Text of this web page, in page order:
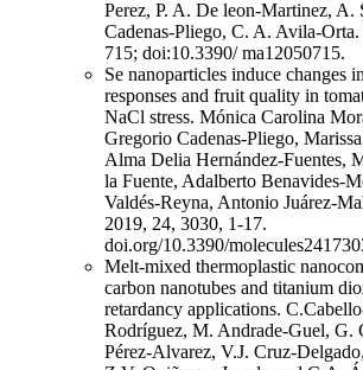
Perez, P. A. De leon-Martinez, A.
Cadenas-Pliego, C. A. Avila-
715; doi:10.3390/ ma12050715.
Se nanoparticles induce changes
responses and fruit quality in
NaCl stress. Mónica Carolina
Gregorio Cadenas-Pliego,
Alma Delia Hernández-Fuentes,
la Fuente, Adalberto Benavides-
Valdés-Reyna, Antonio Juárez-
2019, 24, 3030, 1-17.
doi.org/10.3390/
Melt-mixed thermoplastic
carbon nanotubes and titanium
retardancy applications.
Rodríguez, M. Andrade-Guel, G.
Pérez-Alvarez, V.J. Cruz-